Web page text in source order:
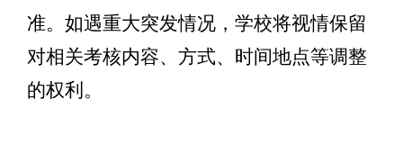
准。如遇重大突发情况，学校将视情保留
对相关考核内容、方式、时间地点等调整
的权利。